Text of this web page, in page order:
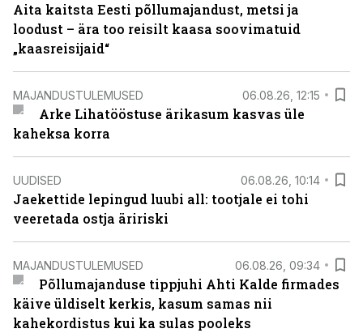
Aita kaitsta Eesti põllumajandust, metsi ja
loodust – ära too reisilt kaasa soovimatuid
„kaasreisijaid“
MAJANDUSTULEMUSED 06.08.26, 12:15
Arke Lihatööstuse ärikasum kasvas üle
kaheksa korra
UUDISED 06.08.26, 10:14
Jaekettide lepingud luubi all: tootjale ei tohi
veeretada ostja äririski
MAJANDUSTULEMUSED 06.08.26, 09:34
Põllumajanduse tippjuhi Ahti Kalde firmades
käive üldiselt kerkis, kasum samas nii
kahekordistus kui ka sulas pooleks